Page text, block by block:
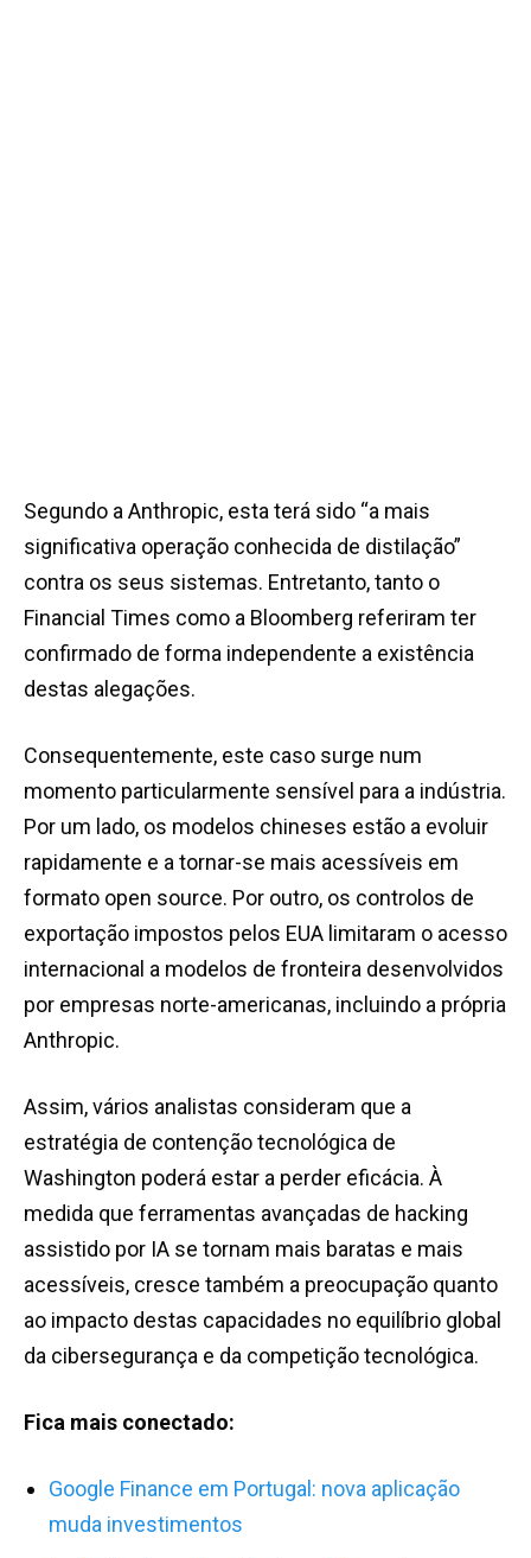
Segundo a Anthropic, esta terá sido “a mais
significativa operação conhecida de distilação”
contra os seus sistemas. Entretanto, tanto o
Financial Times como a Bloomberg referiram ter
confirmado de forma independente a existência
destas alegações.
Consequentemente, este caso surge num
momento particularmente sensível para a indústria.
Por um lado, os modelos chineses estão a evoluir
rapidamente e a tornar-se mais acessíveis em
formato open source. Por outro, os controlos de
exportação impostos pelos EUA limitaram o acesso
internacional a modelos de fronteira desenvolvidos
por empresas norte-americanas, incluindo a própria
Anthropic.
Assim, vários analistas consideram que a
estratégia de contenção tecnológica de
Washington poderá estar a perder eficácia. À
medida que ferramentas avançadas de hacking
assistido por IA se tornam mais baratas e mais
acessíveis, cresce também a preocupação quanto
ao impacto destas capacidades no equilíbrio global
da cibersegurança e da competição tecnológica.
Fica mais conectado:
Google Finance em Portugal: nova aplicação
muda investimentos